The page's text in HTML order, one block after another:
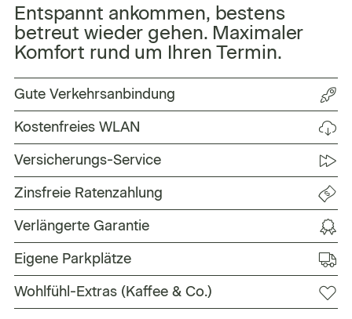
Entspannt ankommen, bestens
betreut wieder gehen. Maximaler
Komfort rund um Ihren Termin.
Gute Verkehrsanbindung j
Kostenfreies WLAN g
Versicherungs-Service K
Zinsfreie Ratenzahlung e
Verlängerte Garantie W
Eigene Parkplätze g
Wohlfühl-Extras (Kaffee & Co.) y